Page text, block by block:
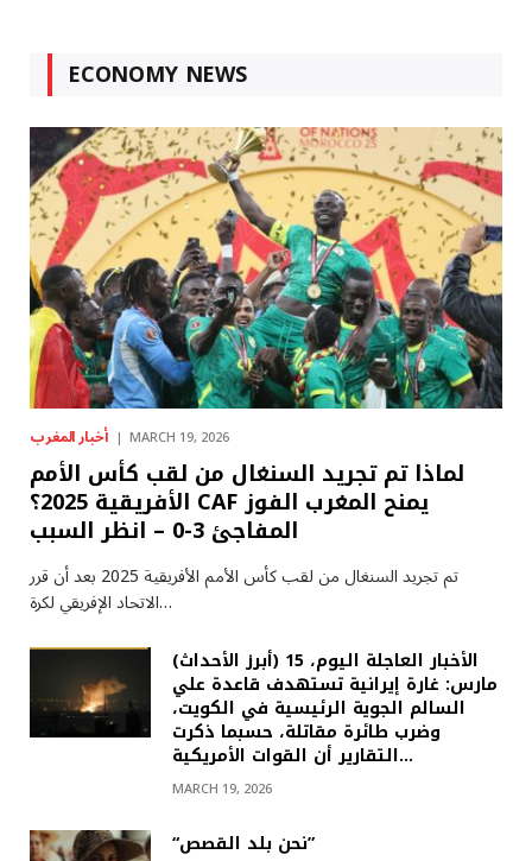
ECONOMY NEWS
أخبار المغرب MARCH 19, 2026
لماذا تم تجريد السنغال من لقب كأس الأمم
الأفريقية 2025؟ CAF يمنح المغرب الفوز
المفاجئ 3-0 – انظر السبب
تم تجريد السنغال من لقب كأس الأمم الأفريقية 2025 بعد أن قرر
الاتحاد الإفريقي لكرة…
(أبرز الأحداث) الأخبار العاجلة اليوم، 15
مارس: غارة إيرانية تستهدف قاعدة علي
السالم الجوية الرئيسية في الكويت،
وضرب طائرة مقاتلة، حسبما ذكرت
التقارير أن القوات الأمريكية…
MARCH 19, 2026
“نحن بلد القصص”